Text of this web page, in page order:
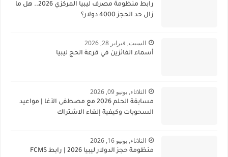
رابط منظومة مصرف ليبيا المركزي 2026.. هل ما
زال حد الحجز 4000 دولار؟
السبت, فبراير 28, 2026
أسماء الفائزين في قرعة الحج ليبيا
الثلاثاء, يونيو 09, 2026
مسابقة الحلم 2026 مع مصطفى الآغا | مواعيد
السحوبات وكيفية إلغاء الاشتراك
الثلاثاء, يونيو 16, 2026
منظومة حجز الدولار ليبيا 2026 | رابط FCMS